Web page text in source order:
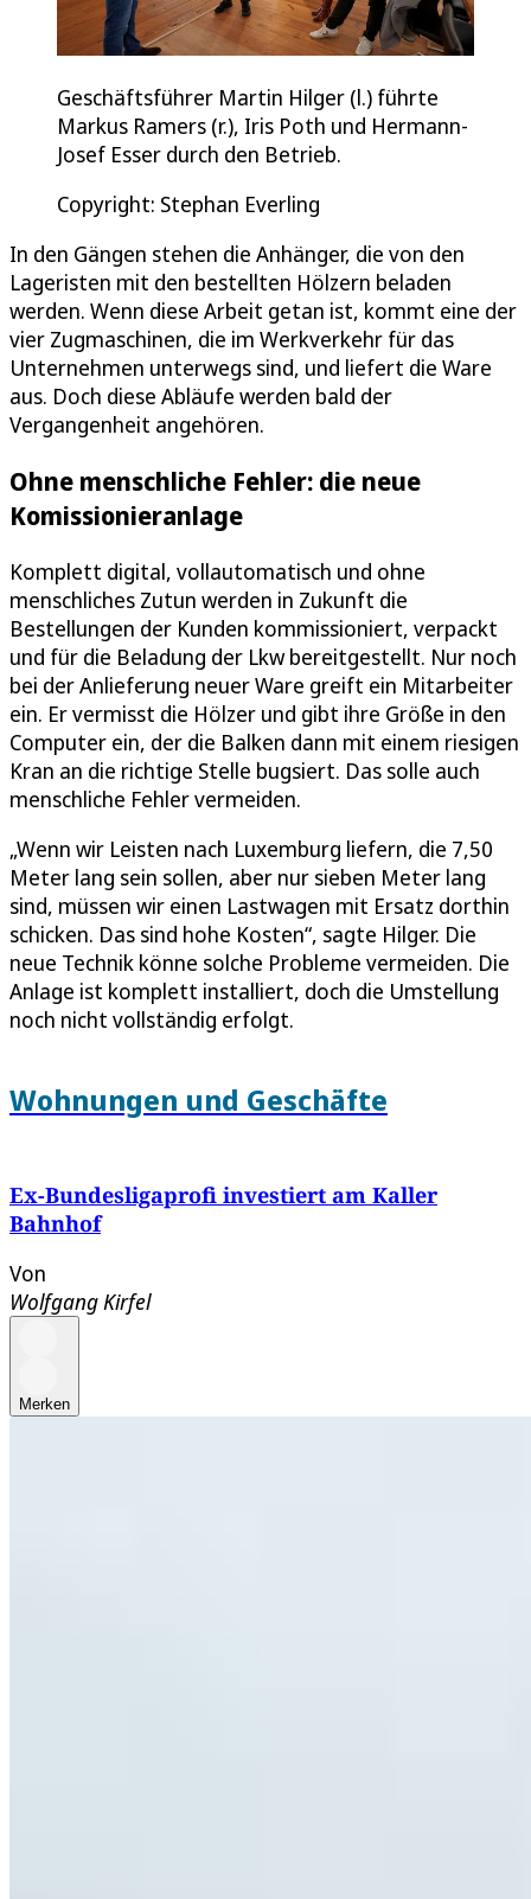
Geschäftsführer Martin Hilger (l.) führte
Markus Ramers (r.), Iris Poth und Hermann-
Josef Esser durch den Betrieb.
Copyright: Stephan Everling
In den Gängen stehen die Anhänger, die von den
Lageristen mit den bestellten Hölzern beladen
werden. Wenn diese Arbeit getan ist, kommt eine der
vier Zugmaschinen, die im Werkverkehr für das
Unternehmen unterwegs sind, und liefert die Ware
aus. Doch diese Abläufe werden bald der
Vergangenheit angehören.
Ohne menschliche Fehler: die neue
Komissionieranlage
Komplett digital, vollautomatisch und ohne
menschliches Zutun werden in Zukunft die
Bestellungen der Kunden kommissioniert, verpackt
und für die Beladung der Lkw bereitgestellt. Nur noch
bei der Anlieferung neuer Ware greift ein Mitarbeiter
ein. Er vermisst die Hölzer und gibt ihre Größe in den
Computer ein, der die Balken dann mit einem riesigen
Kran an die richtige Stelle bugsiert. Das solle auch
menschliche Fehler vermeiden.
„Wenn wir Leisten nach Luxemburg liefern, die 7,50
Meter lang sein sollen, aber nur sieben Meter lang
sind, müssen wir einen Lastwagen mit Ersatz dorthin
schicken. Das sind hohe Kosten“, sagte Hilger. Die
neue Technik könne solche Probleme vermeiden. Die
Anlage ist komplett installiert, doch die Umstellung
noch nicht vollständig erfolgt.
Wohnungen und Geschäfte
Ex-Bundesligaprofi investiert am Kaller
Bahnhof
Von
Wolfgang Kirfel
Merken